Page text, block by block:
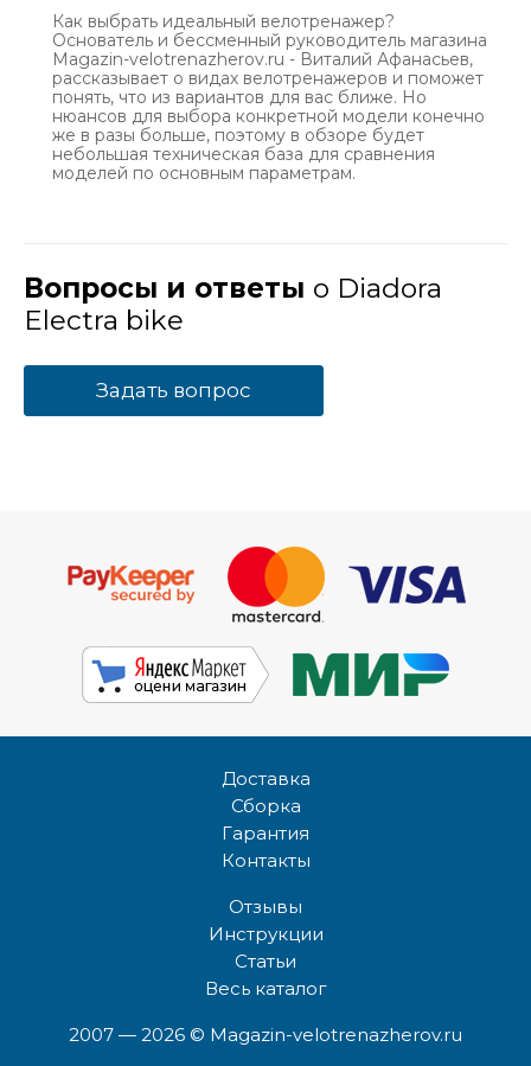
Как выбрать идеальный велотренажер?
Основатель и бессменный руководитель магазина
Magazin-velotrenazherov.ru - Виталий Афанасьев,
рассказывает о видах велотренажеров и поможет
понять, что из вариантов для вас ближе. Но
нюансов для выбора конкретной модели конечно
же в разы больше, поэтому в обзоре будет
небольшая техническая база для сравнения
моделей по основным параметрам.
Вопросы и ответы о Diadora
Electra bike
Задать вопрос
Доставка
Сборка
Гарантия
Контакты
Отзывы
Инструкции
Статьи
Весь каталог
2007 — 2026 © Magazin-velotrenazherov.ru